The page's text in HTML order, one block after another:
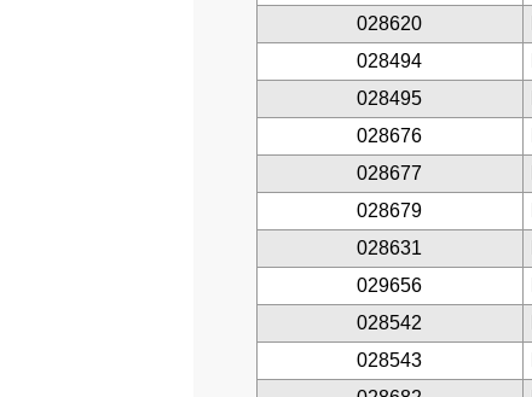
028620
028494
028495
028676
028677
028679
028631
029656
028542
028543